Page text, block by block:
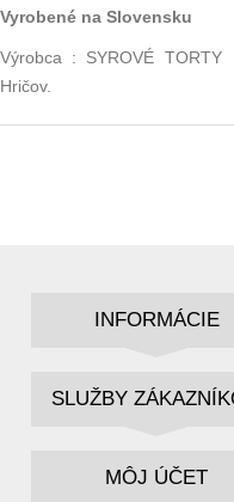
Vyrobené na Slovensku
Výrobca : SYROVÉ
Hričov.
INFORMÁCIE
SLUŽBY
MÔJ ÚČET